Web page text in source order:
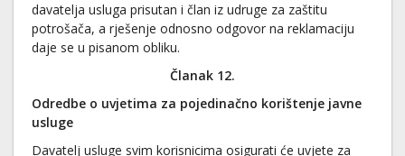
davatelja usluga prisutan i član iz udruge za zaštitu
potrošača, a rješenje odnosno odgovor na reklamaciju
daje se u pisanom obliku.
Članak 12.
Odredbe o uvjetima za pojedinačno korištenje javne
usluge
Davatelj usluge svim korisnicima osigurati će uvjete za